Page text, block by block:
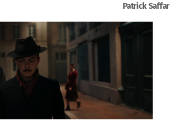
Patrick Saffar